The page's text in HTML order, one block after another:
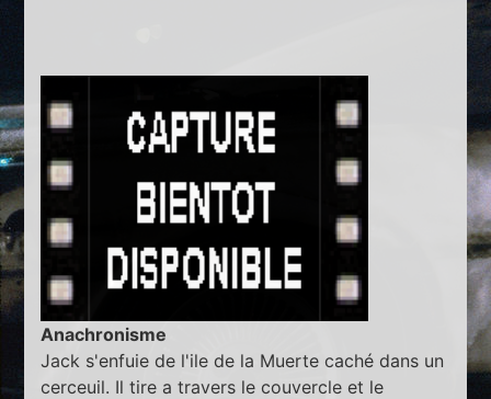
Anachronisme
Jack s'enfuie de l'ile de la Muerte caché dans un
cerceuil. Il tire a travers le couvercle et le